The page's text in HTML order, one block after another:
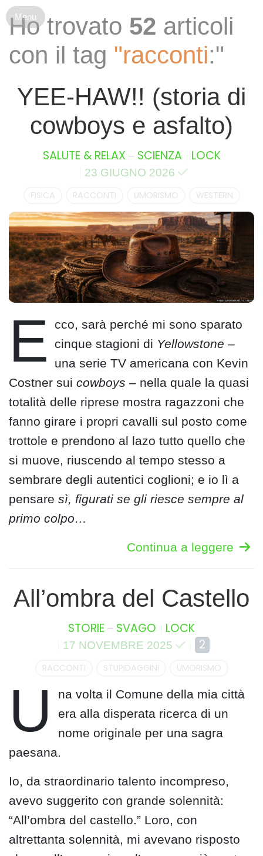
Ho trovato 52 articoli
con il tag "racconti:"
YEE-HAW!! (storia di
cowboys e asfalto)
SALUTE & RELAX – SCIENZA LOCK
23 GIUGNO 2026
FISICA RACCONTI UMORISMO WESTERN
E
cco, sarà perché mi sono sparato
cinque stagioni di Yellowstone –
una serie TV americana con Kevin
Costner sui cowboys – nella quale la quasi
totalità delle riprese mostra ragazzoni che
fanno girare i propri cavalli sul posto come
trottole e prendono al lazo tutto quello che
si muove, riuscendo al tempo stesso a
sembrare degli autentici coglioni; e io lì a
pensare sì, figurati se gli riesce sempre al
primo colpo…
Continua a leggere
All’ombra del Castello
STORIE– SVAGO LOCK
17 NOVEMBRE 2025 2
RACCONTI STUPIDAGGINI UMORISMO
U
na volta il Comune della mia città
era alla disperata ricerca di un
nome originale per una sagra
paesana.
Io, da straordinario talento incompreso,
avevo suggerito con grande solennità:
“All’ombra del castello.” Loro, con
altrettanta solennità, mi avevano risposto